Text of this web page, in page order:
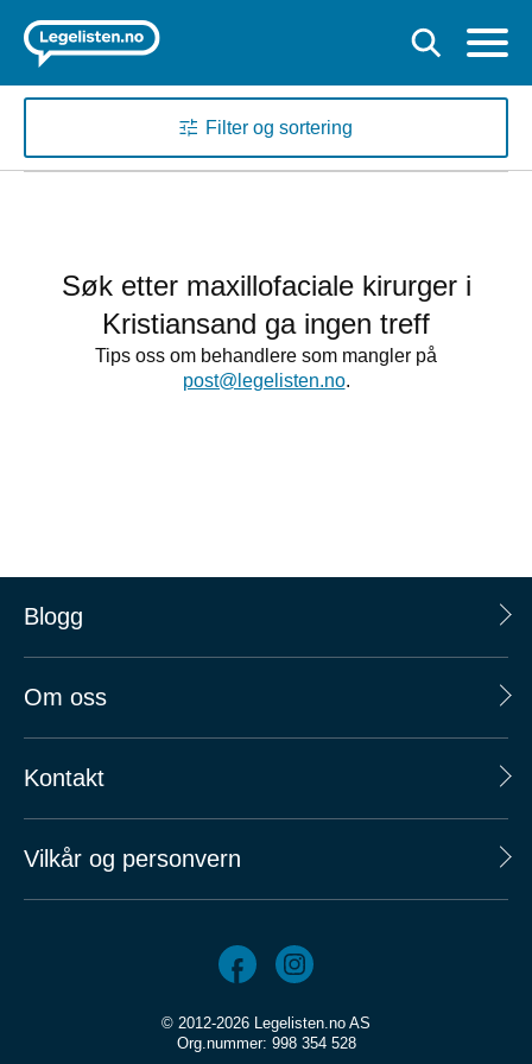
Filter og sortering
Søk etter maxillofaciale kirurger i
Kristiansand ga ingen treff
Tips oss om behandlere som mangler på
post@legelisten.no.
Blogg
Om oss
Kontakt
Vilkår og personvern
© 2012-2026 Legelisten.no AS
Org.nummer: 998 354 528